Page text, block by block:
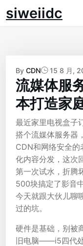
Skip
tosiweiidc
By CDN 15 8 月,
流媒体服
本打造家
最近家里电视盒子
搭个流媒体服务器
CDN和网络安全
化内容分发，这次
第一次试水，折腾
500块搞定了影音
今天就跟大伙儿聊
过的坑。
硬件是基础，别被
旧电脑——i5四代